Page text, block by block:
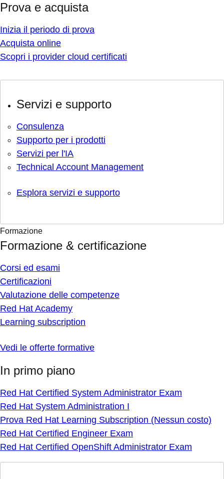
Prova e acquista
Inizia il periodo di prova
Acquista online
Scopri i provider cloud certificati
Servizi e supporto
Consulenza
Supporto per i prodotti
Servizi per l'IA
Technical Account Management
Esplora servizi e supporto
Formazione
Formazione & certificazione
Corsi ed esami
Certificazioni
Valutazione delle competenze
Red Hat Academy
Learning subscription
Vedi le offerte formative
In primo piano
Red Hat Certified System Administrator Exam
Red Hat System Administration I
Prova Red Hat Learning Subscription (Nessun costo)
Red Hat Certified Engineer Exam
Red Hat Certified OpenShift Administrator Exam